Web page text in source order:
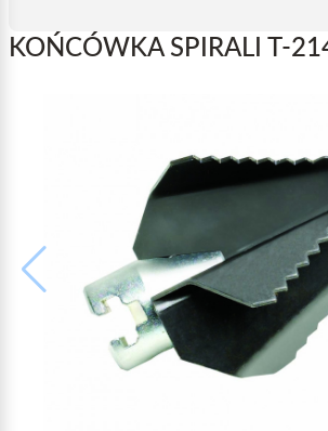
KOŃCÓWKA SPIRALI T-